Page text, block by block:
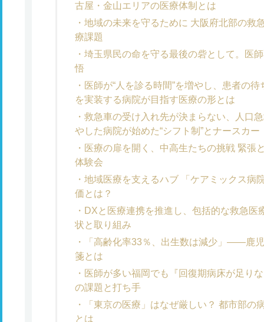
古屋・金山エリアの医療体制とは
地域の未来を守るために 大阪府北部の救
療課題
埼玉県民の命を守る最後の砦として。医
悟
医師が“人を診る時間”を増やし、患者の
を実装する病院が目指す医療の形とは
救急車の受け入れ先が決まらない、人口
やした病院が始めた“シフト制”とナースカー
医療の扉を開く、中高生たちの挑戦 緊張
体験会
地域医療を支えるハブ 「ケアミックス病
価とは？
DXと医療連携を推進し、包括的な救急
状と取り組み
「高齢化率33％、出生数は減少」――鹿
箋とは
医師が多い福岡でも『回復期病床が足り
の課題と打ち手
「東京の医療」はなぜ厳しい？ 都市部の
とは